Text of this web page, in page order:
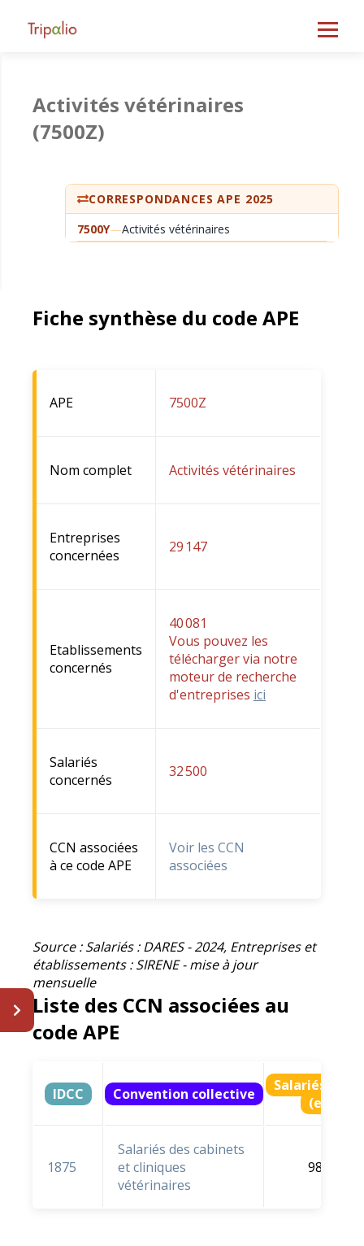
Activités vétérinaires
(7500Z)
CORRESPONDANCES APE 2025
7500Y—Activités vétérinaires
Fiche synthèse du code APE
APE 7500Z
Nom complet Activités vétérinaires
Entreprises
concernées
29 147
Etablissements
concernés
40 081
Vous pouvez les
télécharger via notre
moteur de recherche
d'entreprises ici
Salariés
concernés
32 500
CCN associées
à ce code APE
Voir les CCN
associées
Source : Salariés : DARES - 2024, Entreprises et
établissements : SIRENE - mise à jour
mensuelle
Liste des CCN associées au
code APE
IDCC Convention collective
Salariés
(en %
1875
Salariés des cabinets
et cliniques
vétérinaires
98,8 %